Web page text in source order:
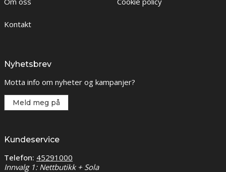
Kontakt
Nyhetsbrev
Motta info om nyheter og kampanjer?
Meld meg på
Kundeservice
Telefon: 45291000
Innvalg 1: Nettbutikk + Sola